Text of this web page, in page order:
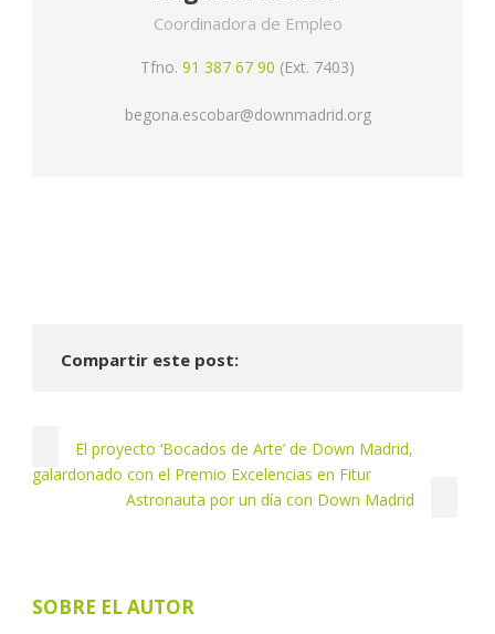
Coordinadora de Empleo
Tfno. 91 387 67 90 (Ext. 7403)
begona.escobar@downmadrid.org
Compartir este post:
El proyecto ‘Bocados de Arte’ de Down Madrid,
galardonado con el Premio Excelencias en Fitur
Astronauta por un día con Down Madrid
SOBRE EL AUTOR